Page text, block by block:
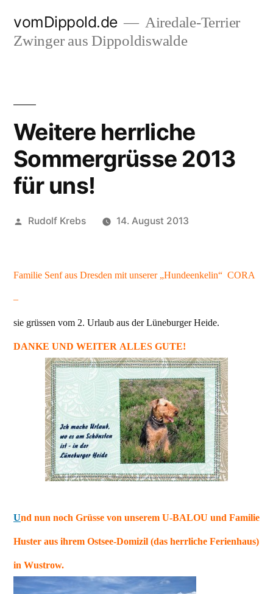
Inhalt
vomDippold.de
Airedale-Terrier
Zwinger aus Dippoldiswalde
Weitere herrliche
Sommergrüsse 2013
für uns!
Veröffentlicht
Rudolf Krebs 14. August 2013
Familie Senf aus Dresden mit unserer „Hundeenkelin“ CORA
–
sie grüssen vom 2. Urlaub aus der Lüneburger Heide.
DANKE UND WEITER ALLES GUTE!
Und nun noch Grüsse von unserem U-BALOU und Familie
Huster aus ihrem Ostsee-Domizil (das herrliche Ferienhaus)
in Wustrow.